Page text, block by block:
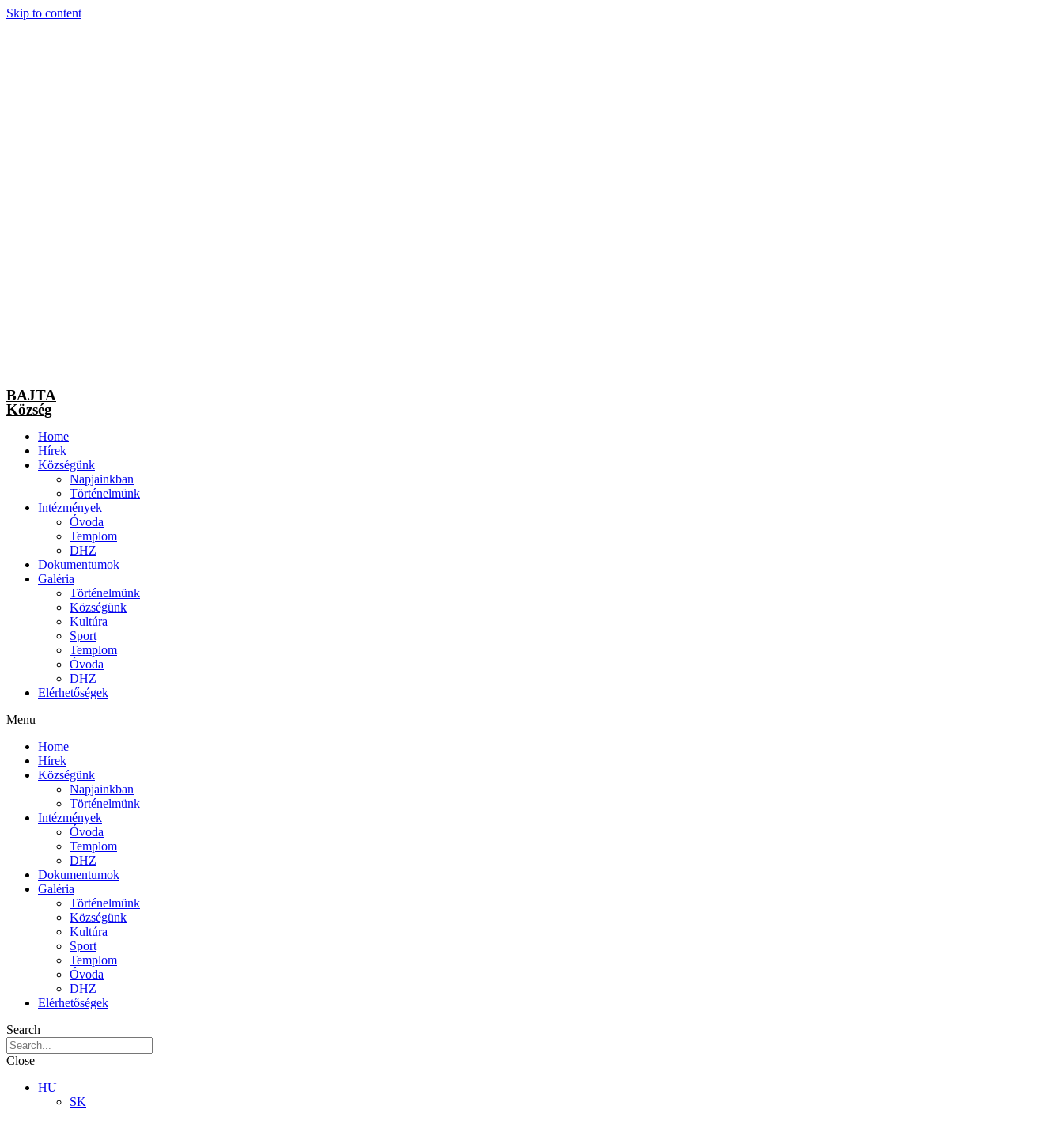
Skip to content
BAJTA
Község
Home
Hírek
Községünk
Napjainkban
Történelmünk
Intézmények
Óvoda
Templom
DHZ
Dokumentumok
Galéria
Történelmünk
Községünk
Kultúra
Sport
Templom
Óvoda
DHZ
Elérhetőségek
Menu
Home
Hírek
Községünk
Napjainkban
Történelmünk
Intézmények
Óvoda
Templom
DHZ
Dokumentumok
Galéria
Történelmünk
Községünk
Kultúra
Sport
Templom
Óvoda
DHZ
Elérhetőségek
Search
Close
HU
SK